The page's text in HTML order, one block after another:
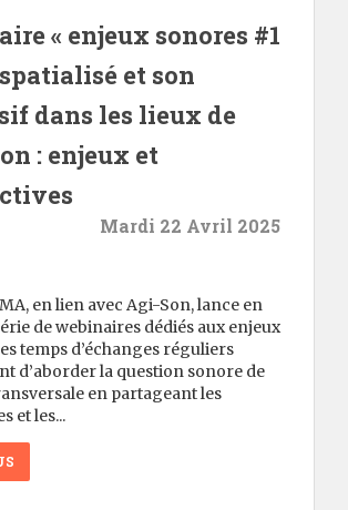
« enjeux sonores #1
spatialisé et son
dans les lieux de
: enjeux et
Mardi 22 Avril 2025
en lien avec Agi-Son, lance en
de webinaires dédiés aux enjeux
temps d’échanges réguliers
d’aborder la question sonore de
en partageant les
et les...